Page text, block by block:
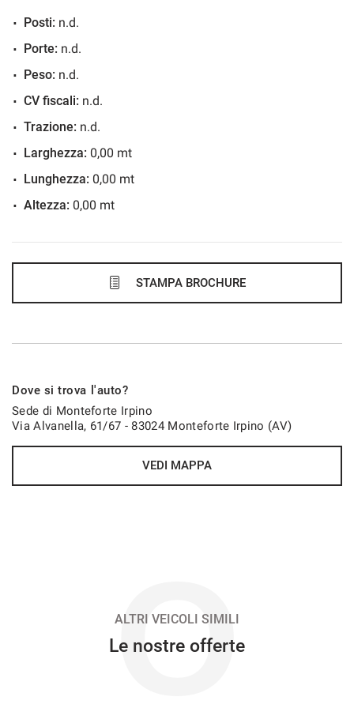
48 Mesi
305€/mese
48 Mesi
317€/mese
48 Mesi
VEDI
330€/mese
Posti: n.d.
Porte: n.d.
Peso: n.d.
CV fiscali: n.d.
Trazione: n.d.
Larghezza: 0,00 mt
Lunghezza: 0,00 mt
Altezza: 0,00 mt
STAMPA BROCHURE
Dove si trova l'auto?
Sede di Monteforte Irpino
Via Alvanella, 61/67 - 83024 Monteforte Irpino (AV)
VEDI MAPPA
O
ALTRI VEICOLI SIMILI
Le nostre offerte